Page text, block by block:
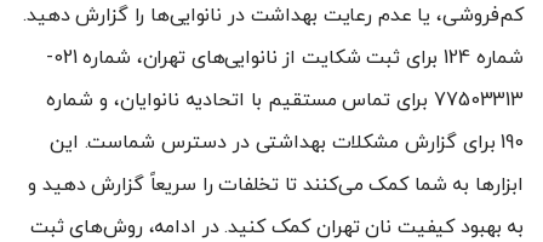
کم‌فروشی، یا عدم رعایت بهداشت در نانوایی‌ها را گزارش دهید.
شماره 124 برای ثبت شکایت از نانوایی‌های تهران، شماره 021-
77503313 برای تماس مستقیم با اتحادیه نانوایان، و شماره
190 برای گزارش مشکلات بهداشتی در دسترس شماست. این
ابزارها به شما کمک می‌کنند تا تخلفات را سریعاً گزارش دهید و
به بهبود کیفیت نان تهران کمک کنید. در ادامه، روش‌های ثبت